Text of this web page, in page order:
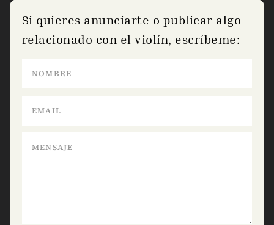
Si quieres anunciarte o publicar algo
relacionado con el violín, escríbeme: